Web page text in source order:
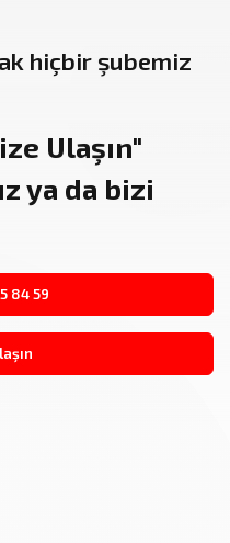
hiçbir şubemiz
Ulaşın"
ya da bizi
84 59